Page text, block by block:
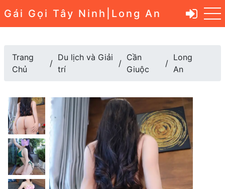
Gái Gọi Tây Ninh|Long An
Trang
Chủ
Du lịch và Giải
trí
Cần
Giuộc
Long
An